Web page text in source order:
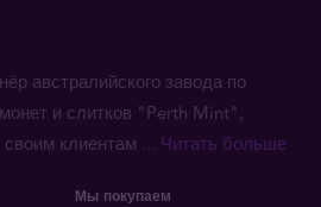
австралийского завода по
и слитков "Perth Mint",
клиентам ... Читать больше
Мы покупаем